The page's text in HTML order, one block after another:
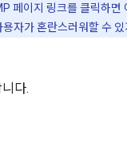
페이지 링크를 클릭하면
자가 혼란스러워할 수 있
다.